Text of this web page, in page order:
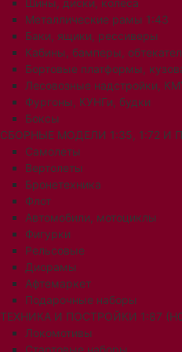
Шины, диски, колеса
Металлические рамы 1:43
Баки, ящики, рессиверы
Кабины, бамперы,
Бортовые платформы,
Лесовозные надстройки,
Фургоны, КУНГи, будки
Боксы
СБОРНЫЕ МОДЕЛИ 1:35, 1:72 И
Самолеты
Вертолеты
Бронетехника
Флот
Автомобили, мотоциклы
Фигурки
Рельсовые
Диорамы
Афтемаркет
Подарочные наборы
ТЕХНИКА И ПОСТРОЙКИ 1:87
Локомотивы
Стартовые наборы